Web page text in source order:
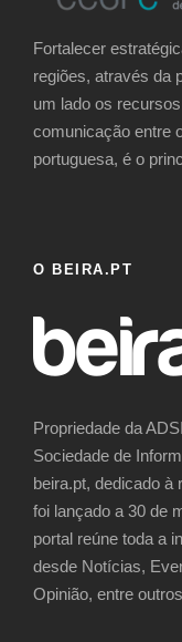
Fortalecer
regiões, através da
um lado os
comunicação entre
portuguesa, é o
O BEIRA.PT
Propriedade da
Sociedade de
beira.pt, dedicado à
foi lançado a 30 de
portal reúne toda a
desde Notícias,
Opinião, entre